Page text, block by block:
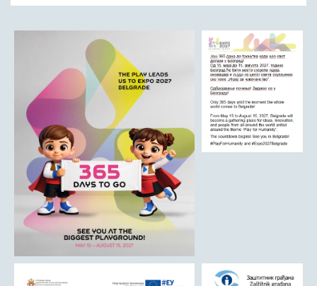
Састави Управних одбора и сталних радних тела
Општи и просторни положај подручја општине
Развој и просторни размештај привреде
Пољопривреда
Шумарство
Индустрија
Грађевинарство
Занатство
Саобраћај и везе
Комунална делатност